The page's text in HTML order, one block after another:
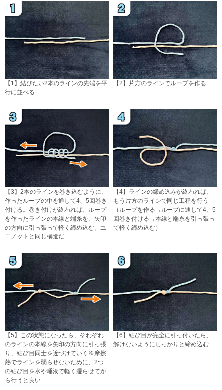
【1】結びたい2本のラインの先端を平
行に並べる
【2】片方のラインでループを作る
【3】2本のラインを巻き込むように、
作ったループの中を通して4、5回巻き
付ける。巻き付けが終われば、ループ
を作ったラインの本線と端糸を、矢印
の方向に引っ張って軽く締め込む。ユ
ニノットと同じ構造だ
【4】ラインの締め込みが終われば、
もう片方のラインで同じ工程を行う
（ループを作る→ループに通して4、5
回巻き付ける→本線と端糸を引っ張っ
て軽く締め込む）
【5】この状態になったら、それぞれ
のラインの本線を矢印の方向に引っ張
り、結び目同士を近づけていく※摩擦
熱でラインを弱らせないために、2つ
の結び目を水や唾液で軽く湿らせてか
ら行うと良い
【6】結び目が完全に引っ付いたら、
解けないようにしっかりと締め込む